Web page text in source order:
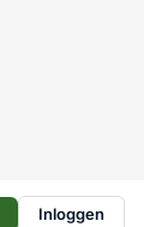
Inloggen